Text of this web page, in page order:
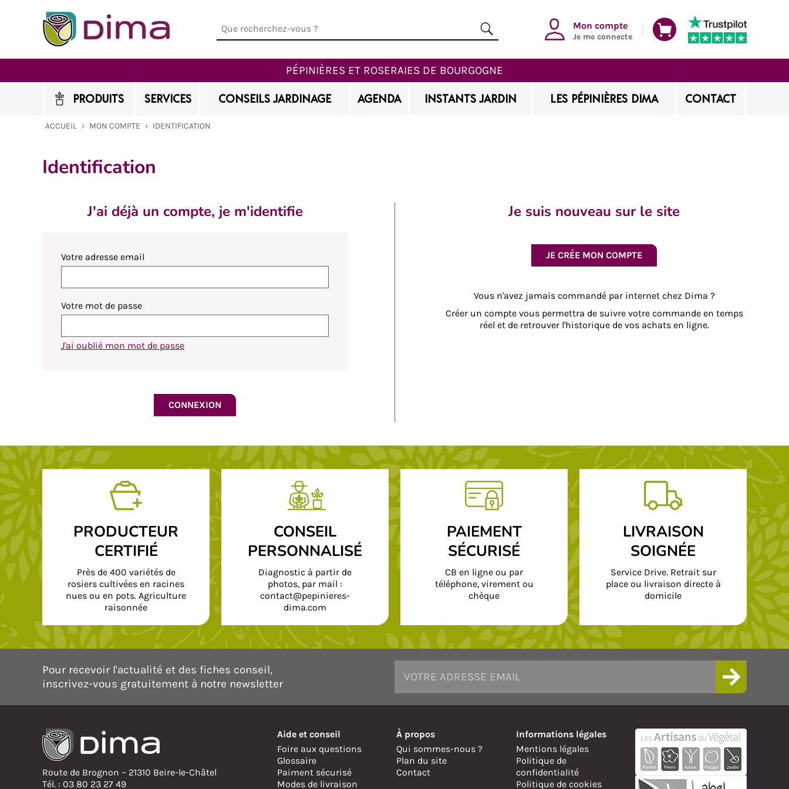
Mon compte
Je me connecte
PÉPINIÈRES ET ROSERAIES DE BOURGOGNE
PRODUITS SERVICES CONSEILS JARDINAGE AGENDA INSTANTS JARDIN LES PÉPINIÈRES DIMA CONTACT
ACCUEIL › MON COMPTE › IDENTIFICATION
Identification
J'ai déjà un compte, je m'identifie
Votre adresse email
Votre mot de passe
J'ai oublié mon mot de passe
Je suis nouveau sur le site
JE CRÉE MON COMPTE
Vous n'avez jamais commandé par internet chez Dima ?
Créer un compte vous permettra de suivre votre commande en temps
réel et de retrouver l'historique de vos achats en ligne.
PRODUCTEUR
CERTIFIÉ
Près de 400 variétés de
rosiers cultivées en racines
nues ou en pots. Agriculture
raisonnée
CONSEIL
PERSONNALISÉ
Diagnostic à partir de
photos, par mail :
contact@pepinieres-
dima.com
PAIEMENT
SÉCURISÉ
CB en ligne ou par
téléphone, virement ou
chèque
LIVRAISON
SOIGNÉE
Service Drive. Retrait sur
place ou livraison directe à
domicile
Pour recevoir l'actualité et des fiches conseil,
inscrivez-vous gratuitement à notre newsletter
Route de Brognon – 21310 Beire-le-Châtel
Tél. : 03 80 23 27 49
Aide et conseil
Foire aux questions
Glossaire
Paiment sécurisé
Modes de livraison
À propos
Qui sommes-nous ?
Plan du site
Contact
Informations légales
Mentions légales
Politique de
confidentialité
Politique de cookies